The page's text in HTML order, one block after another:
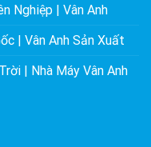
Nghiệp | Vân Anh
| Vân Anh Sản Xuất
| Nhà Máy Vân Anh